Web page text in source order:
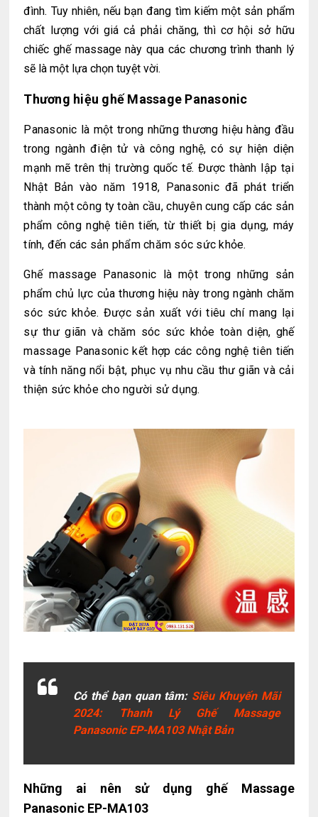
đình. Tuy nhiên, nếu bạn đang tìm kiếm một sản phẩm
chất lượng với giá cả phải chăng, thì cơ hội sở hữu
chiếc ghế massage này qua các chương trình thanh lý
sẽ là một lựa chọn tuyệt vời.
Thương hiệu ghếMassage Panasonic
Panasonic là một trong những thương hiệu hàng đầu
trong ngành điện tử và công nghệ, có sự hiện diện
mạnh mẽ trên thị trường quốc tế. Được thành lập tại
Nhật Bản vào năm 1918, Panasonic đã phát triển
thành một công ty toàn cầu, chuyên cung cấp các sản
phẩm công nghệ tiên tiến, từ thiết bị gia dụng, máy
tính, đến các sản phẩm chăm sóc sức khỏe.
Ghế massage Panasonic là một trong những sản
phẩm chủ lực của thương hiệu này trong ngành chăm
sóc sức khỏe. Được sản xuất với tiêu chí mang lại
sự thư giãn và chăm sóc sức khỏe toàn diện, ghế
massage Panasonic kết hợp các công nghệ tiên tiến
và tính năng nổi bật, phục vụ nhu cầu thư giãn và cải
thiện sức khỏe cho người sử dụng.
Có thể bạn quan tâm: Siêu Khuyến Mãi
2024: Thanh Lý Ghế Massage
Panasonic EP-MA103 Nhật Bản
Những ai nên sử dụng ghế Massage
Panasonic EP-MA103